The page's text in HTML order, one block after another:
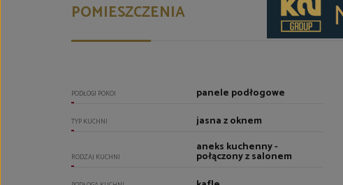
POMIESZCZENIA
PODŁOGI POKOI panele podłogowe
TYP KUCHNI jasna z oknem
RODZAJ KUCHNI
aneks kuchenny -
połączony z salonem